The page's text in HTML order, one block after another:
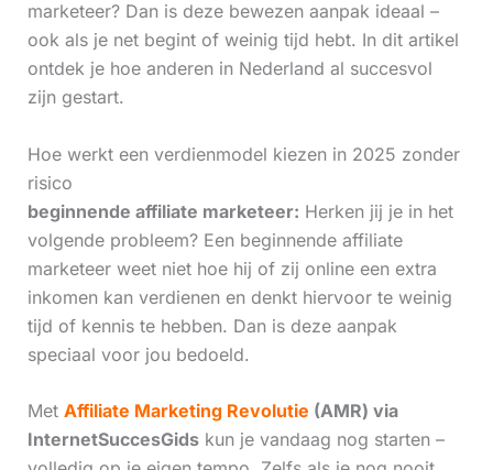
marketeer? Dan is deze bewezen aanpak ideaal –
ook als je net begint of weinig tijd hebt. In dit artikel
ontdek je hoe anderen in Nederland al succesvol
zijn gestart.
Hoe werkt een verdienmodel kiezen in 2025 zonder
risico
beginnende affiliate marketeer: Herken jij je in het
volgende probleem? Een beginnende affiliate
marketeer weet niet hoe hij of zij online een extra
inkomen kan verdienen en denkt hiervoor te weinig
tijd of kennis te hebben. Dan is deze aanpak
speciaal voor jou bedoeld.
Met Affiliate Marketing Revolutie (AMR) via
InternetSuccesGidskun je vandaag nog starten –